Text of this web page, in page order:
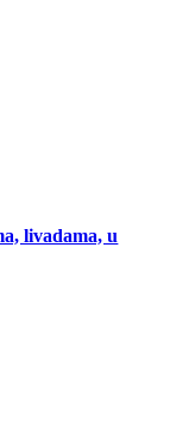
livadama, u